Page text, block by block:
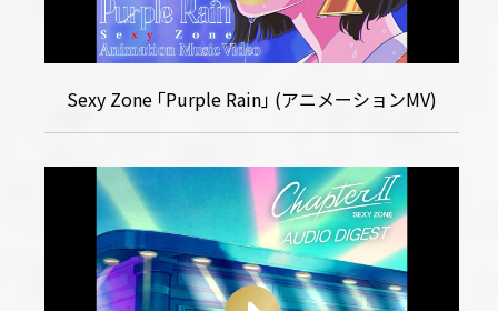
Sexy Zone ｢Purple Rain｣ (アニメーションMV)